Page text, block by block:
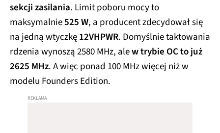
sekcji zasilania. Limit poboru mocy to
maksymalnie525 W, a producent zdecydował się
na jedną wtyczkę12VHPWR. Domyślnie taktowania
rdzenia wynoszą 2580 MHz, alew trybie OC to już
2625 MHz. A więc ponad 100 MHz więcej niż w
modelu Founders Edition.